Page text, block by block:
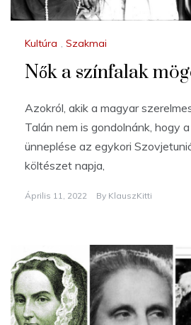
Kultúra , Szakmai
Nők a színfalak
Azokról, akik a magyar
Talán nem is gondolnánk, hogy
ünneplése az egykori
költészet napja,
Április 11, 2022 By KlauszKitti